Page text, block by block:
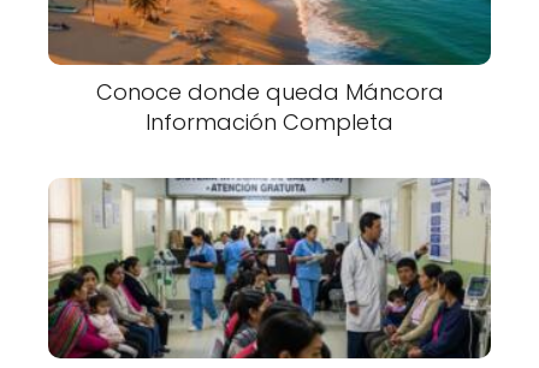
Conoce donde queda Máncora
Información Completa